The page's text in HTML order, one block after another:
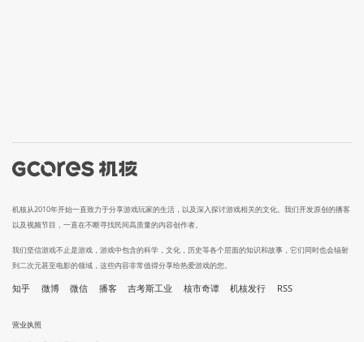
机核从2010年开始一直致力于分享游戏玩家的生活，以及深入探讨游戏相关的文化。我们开发原创的播客
以及视频节目，一直在不断寻找民间高质量的内容创作者。
我们坚信游戏不止是游戏，游戏中包含的科学，文化，历史等各个层面的知识和故事，它们同时也会辐射
到二次元甚至电影的领域，这些内容非常值得分享给热爱游戏的您。
知乎 微博 微信 播客 吉考斯工业 核市奇谭 机核发行 RSS
营业执照